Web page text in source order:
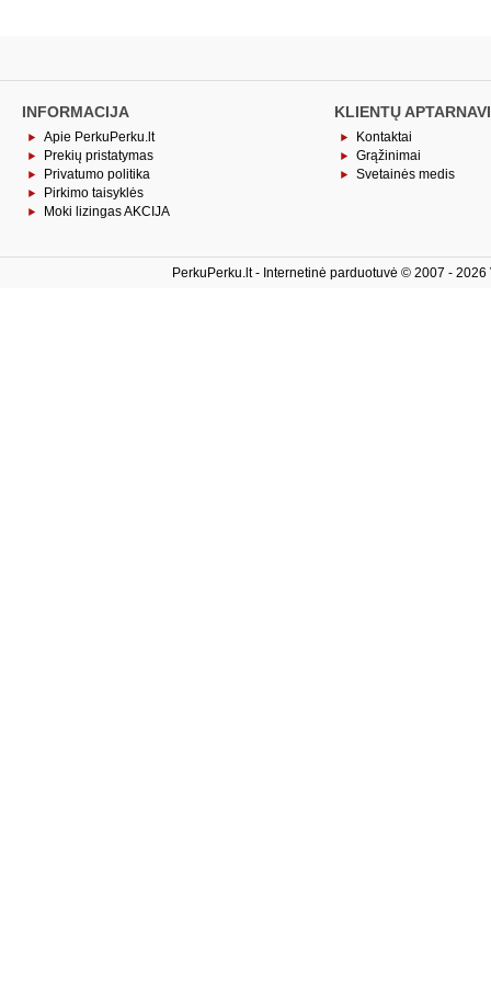
INFORMACIJA
Apie PerkuPerku.lt
Prekių pristatymas
Privatumo politika
Pirkimo taisyklės
Moki lizingas AKCIJA
KLIENTŲ
Kontaktai
Grąžinimai
Svetainės medis
PerkuPerku.lt - Internetinė parduotuvė © 2007 -